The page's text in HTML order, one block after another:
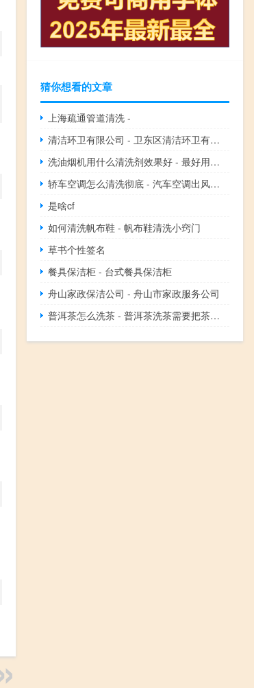
猜你想看的文章
上海疏通管道清洗 -
清洁环卫有限公司 - 卫东区清洁环卫有限公司
洗油烟机用什么清洗剂效果好 - 最好用的油烟机清洗剂
轿车空调怎么清洗彻底 - 汽车空调出风口清洗步骤图解
是啥cf
如何清洗帆布鞋 - 帆布鞋清洗小窍门
草书个性签名
餐具保洁柜 - 台式餐具保洁柜
舟山家政保洁公司 - 舟山市家政服务公司
普洱茶怎么洗茶 - 普洱茶洗茶需要把茶托冲散吗